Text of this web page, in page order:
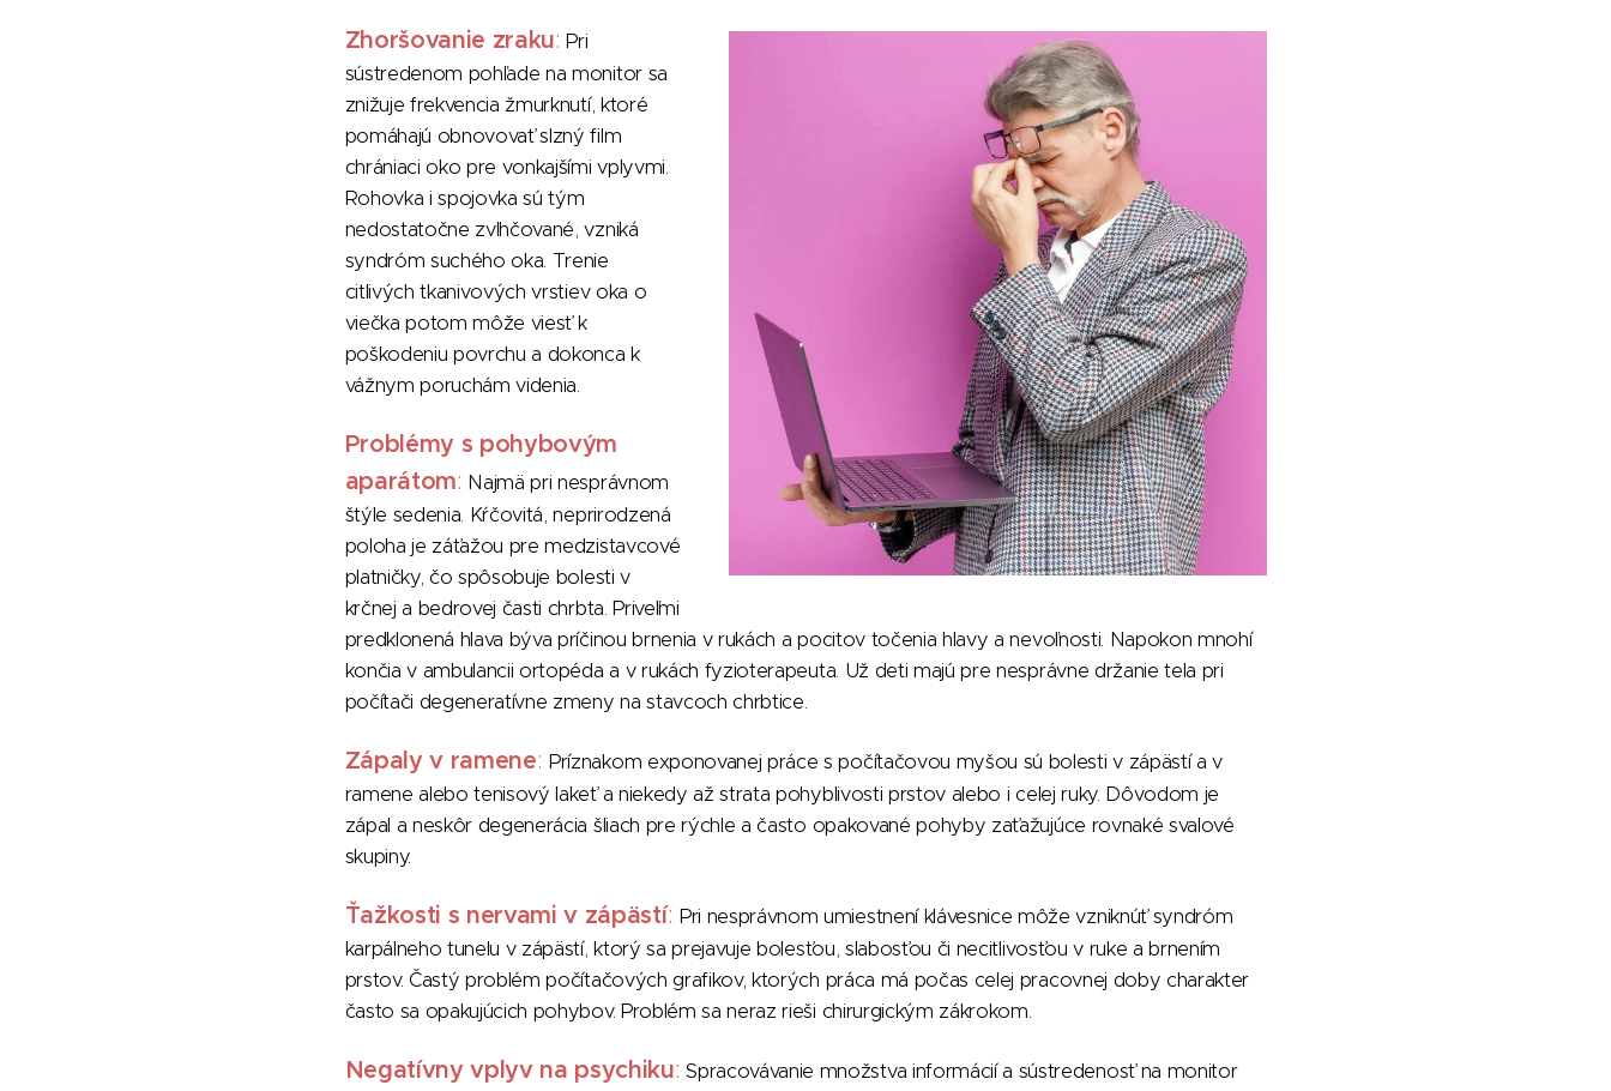
Zhoršovanie zraku: Pri
sústredenom pohľade na monitor sa
znižuje frekvencia žmurknutí, ktoré
pomáhajú obnovovať slzný film
chrániaci oko pre vonkajšími vplyvmi.
Rohovka i spojovka sú tým
nedostatočne zvlhčované, vzniká
syndróm suchého oka. Trenie
citlivých tkanivových vrstiev oka o
viečka potom môže viesť k
poškodeniu povrchu a dokonca k
vážnym poruchám videnia.
Problémy s pohybovým
aparátom: Najmä pri nesprávnom
štýle sedenia. Kŕčovitá, neprirodzená
poloha je záťažou pre medzistavcové
platničky, čo spôsobuje bolesti v
krčnej a bedrovej časti chrbta. Priveľmi
predklonená hlava býva príčinou brnenia v rukách a pocitov točenia hlavy a nevoľnosti. Napokon mnohí
končia v ambulancii ortopéda a v rukách fyzioterapeuta. Už deti majú pre nesprávne držanie tela pri
počítači degeneratívne zmeny na stavcoch chrbtice.
Zápaly v ramene: Príznakom exponovanej práce s počítačovou myšou sú bolesti v zápästí a v
ramene alebo tenisový lakeť a niekedy až strata pohyblivosti prstov alebo i celej ruky. Dôvodom je
zápal a neskôr degenerácia šliach pre rýchle a často opakované pohyby zaťažujúce rovnaké svalové
skupiny.
Ťažkosti s nervami v zápästí: Pri nesprávnom umiestnení klávesnice môže vzniknúť syndróm
karpálneho tunelu v zápästí, ktorý sa prejavuje bolesťou, slabosťou či necitlivosťou v ruke a brnením
prstov. Častý problém počítačových grafikov, ktorých práca má počas celej pracovnej doby charakter
často sa opakujúcich pohybov. Problém sa neraz rieši chirurgickým zákrokom.
Negatívny vplyv na psychiku: Spracovávanie množstva informácií a sústredenosť na monitor